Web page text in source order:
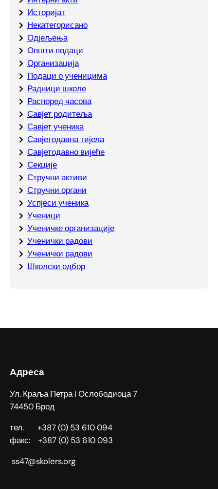
Историјат
Некатегорисано
Одјељења
Општи подаци
Организација
Подаци о ученицима
Радници школе
Распоред часова
Савјет родитеља
Савјет ученика
Савјетодавна тијела
Савјетодавно вијеће
Секције
Стручни активи
Стручни органи
Успјеси ученика
Ученици
Ученичке организације
Ученички радови
Ученички радови
Школски одбор
Адреса
Ул. Краља Петра I Ослободиоца 7
74450 Брод
тел. +387 (0) 53 610 094
факс: +387 (0) 53 610 093
ss47@skolers.org